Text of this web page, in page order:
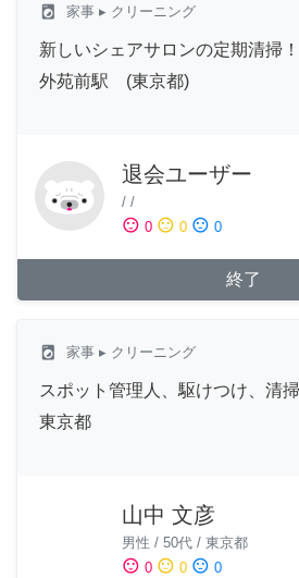
local_laundry_service 家事 ▸ クリーニング
新しいシェアサロンの定期清掃
外苑前駅 (東京都)
退会ユーザー
/ /
sentiment_satisfied 0 sentiment_neutral 0 sentiment_dissatisfied 0
終了
local_laundry_service 家事 ▸ クリーニング
スポット管理人、駆けつけ、清
東京都
山中 文彦
男性 / 50代 / 東京都
sentiment_satisfied 0 sentiment_neutral 0 sentiment_dissatisfied 0